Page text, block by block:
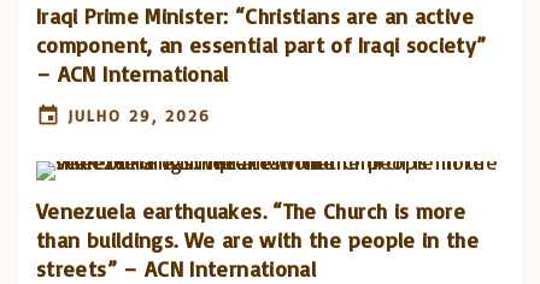
Iraqi Prime Minister: “Christians are an active
component, an essential part of Iraqi society”
– ACN International
JULHO 29, 2026
Venezuela earthquakes. “The Church is more
than buildings. We are with the people in the
streets” – ACN International